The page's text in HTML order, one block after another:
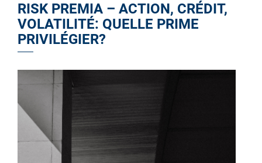
RISK PREMIA – ACTION, CRÉDIT,
VOLATILITÉ: QUELLE PRIME
PRIVILÉGIER?